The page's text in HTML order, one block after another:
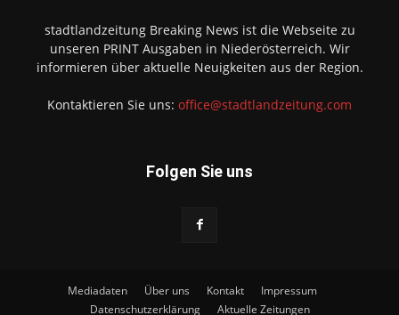
stadtlandzeitung Breaking News ist die Webseite zu
unseren PRINT Ausgaben in Niederösterreich. Wir
informieren über aktuelle Neuigkeiten aus der Region.
Kontaktieren Sie uns: office@stadtlandzeitung.com
Folgen Sie uns
Mediadaten Über uns Kontakt
Impressum
Datenschutzerklärung
Aktuelle Zeitungen